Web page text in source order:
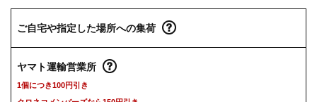
ご自宅や指定した場所への集荷
ヤマト運輸営業所
1個につき100円引き